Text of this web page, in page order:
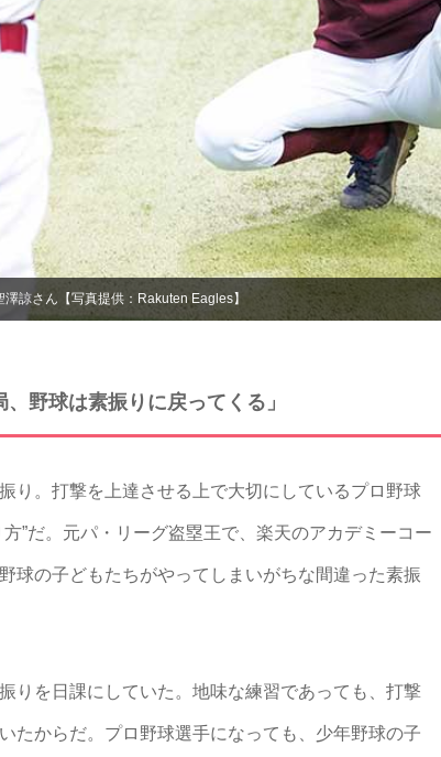
諒さん【写真提供：Rakuten Eagles】
野球は素振りに戻ってくる」
り。打撃を上達させる上で大切にしているプロ野球
”だ。元パ・リーグ盗塁王で、楽天のアカデミーコー
球の子どもたちがやってしまいがちな間違った素振
りを日課にしていた。地味な練習であっても、打撃
たからだ。プロ野球選手になっても、少年野球の子